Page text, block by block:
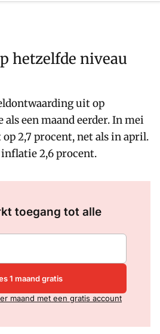
hetzelfde niveau
uit op
als een maand eerder. In mei
2,7 procent, net als in april.
2,6 procent.
toegang tot alle
1 maand gratis
maand met een gratis account